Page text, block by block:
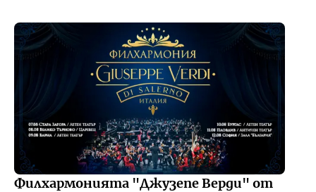
Филхармонията "Джузепе Верди" от